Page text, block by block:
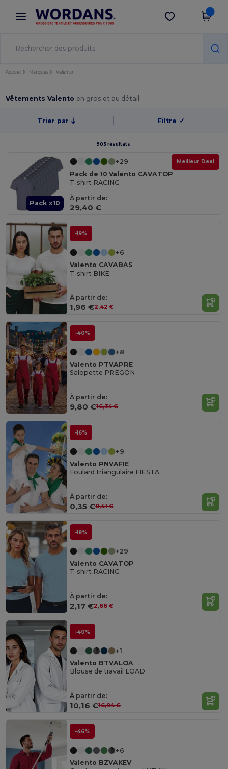
× Appli Wordans
Meilleurs prix sur l’app !
Obtenir l'appli
Accueil Marques Valento
Vêtements Valento en gros et au détail
Trier par Filtre ✓
903 résultats.
Pack x10
Meilleur Deal
+29
Pack de 10 Valento CAVATOP
T-shirt RACING
À partir de:
29,40 €
-19%
+6
Valento CAVABAS
T-shirt BIKE
À partir de:
1,96 €2,42 €
-40%
+8
Valento PTVAPRE
Salopette PREGON
À partir de:
9,80 €16,34 €
-16%
+9
Valento PNVAFIE
Foulard triangulaire FIESTA
À partir de:
0,35 €0,41 €
-18%
+29
Valento CAVATOP
T-shirt RACING
À partir de:
2,17 €2,66 €
-40%
+1
Valento BTVALOA
Blouse de travail LOAD
À partir de:
10,16 €16,94 €
-46%
+6
Valento BZVAKEV